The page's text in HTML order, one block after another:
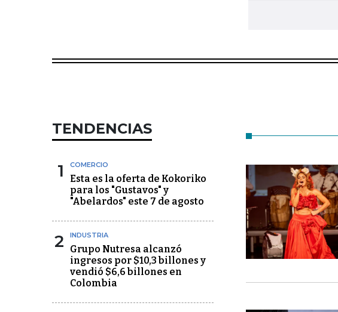
TENDENCIAS
1 COMERCIO
Esta es la oferta de Kokoriko
para los "Gustavos" y
"Abelardos" este 7 de agosto
2 INDUSTRIA
Grupo Nutresa alcanzó
ingresos por $10,3 billones y
vendió $6,6 billones en
Colombia